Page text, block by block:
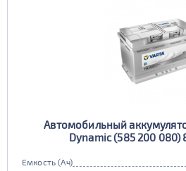
Автомобильный
Dynamic (585 200 080)
Емкость (Ач)